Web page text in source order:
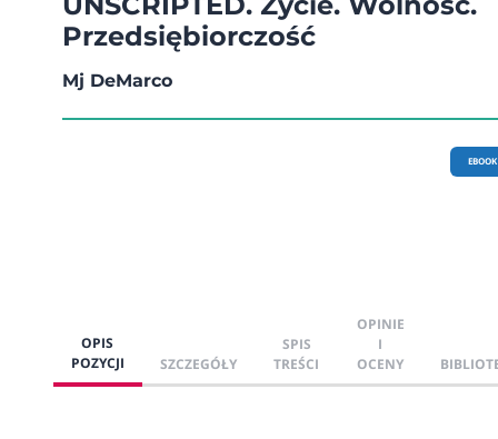
Przedsiębiorczość
Mj DeMarco
EBOOK
OPIS
POZYCJI
SZCZEGÓŁY
SPIS
TREŚCI
OPINIE
I
OCENY